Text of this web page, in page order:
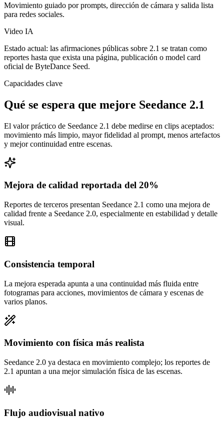
Movimiento guiado por prompts, dirección de cámara y salida lista
para redes sociales.
Video IA
Estado actual: las afirmaciones públicas sobre 2.1 se tratan como
reportes hasta que exista una página, publicación o model card
oficial de ByteDance Seed.
Capacidades clave
Qué se espera que mejore Seedance 2.1
El valor práctico de Seedance 2.1 debe medirse en clips aceptados:
movimiento más limpio, mayor fidelidad al prompt, menos artefactos
y mejor continuidad entre escenas.
Mejora de calidad reportada del 20%
Reportes de terceros presentan Seedance 2.1 como una mejora de
calidad frente a Seedance 2.0, especialmente en estabilidad y detalle
visual.
Consistencia temporal
La mejora esperada apunta a una continuidad más fluida entre
fotogramas para acciones, movimientos de cámara y escenas de
varios planos.
Movimiento con física más realista
Seedance 2.0 ya destaca en movimiento complejo; los reportes de
2.1 apuntan a una mejor simulación física de las escenas.
Flujo audiovisual nativo